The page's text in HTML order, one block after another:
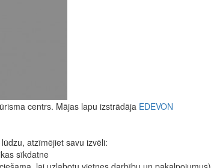
centrs. Mājas lapu izstrādāja EDEVON
atzīmējiet savu izvēli:
sīkdatne